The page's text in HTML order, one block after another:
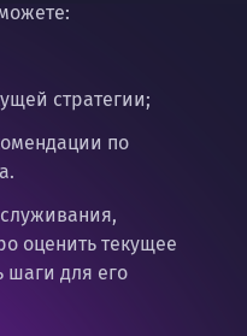
стратегии;
по
оценить текущее
шаги для его